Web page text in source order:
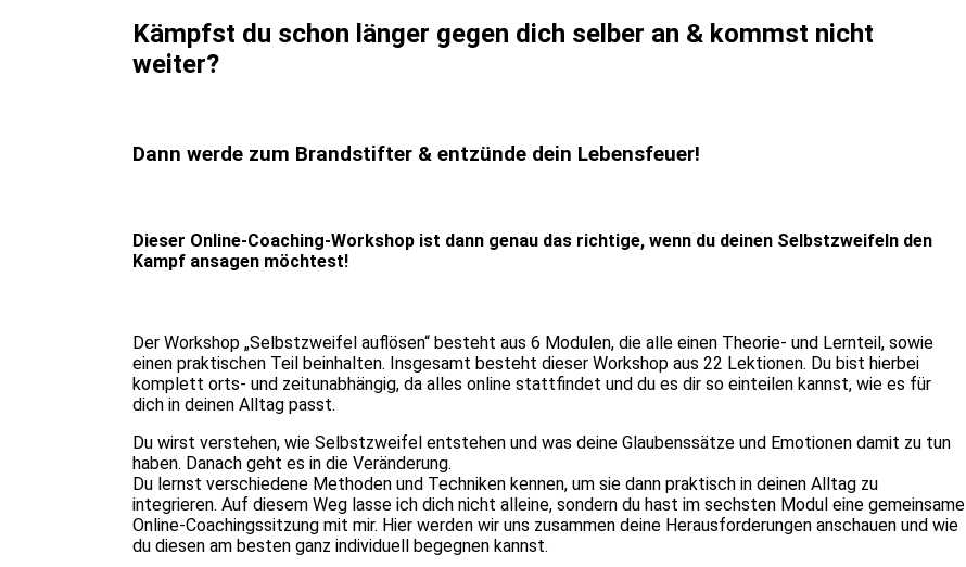
Kämpfst du schon länger gegen dich selber an & kommst nicht
weiter?
Dann werde zum Brandstifter & entzünde dein Lebensfeuer!
Dieser Online-Coaching-Workshop ist dann genau das richtige, wenn du deinen Selbstzweifeln den
Kampf ansagen möchtest!
Der Workshop „Selbstzweifel auflösen“ besteht aus 6 Modulen, die alle einen Theorie- und Lernteil, sowie
einen praktischen Teil beinhalten. Insgesamt besteht dieser Workshop aus 22 Lektionen. Du bist hierbei
komplett orts- und zeitunabhängig, da alles online stattfindet und du es dir so einteilen kannst, wie es für
dich in deinen Alltag passt.
Du wirst verstehen, wie Selbstzweifel entstehen und was deine Glaubenssätze und Emotionen damit zu tun
haben. Danach geht es in die Veränderung.
Du lernst verschiedene Methoden und Techniken kennen, um sie dann praktisch in deinen Alltag zu
integrieren. Auf diesem Weg lasse ich dich nicht alleine, sondern du hast im sechsten Modul eine gemeinsame
Online-Coachingssitzung mit mir. Hier werden wir uns zusammen deine Herausforderungen anschauen und wie
du diesen am besten ganz individuell begegnen kannst.